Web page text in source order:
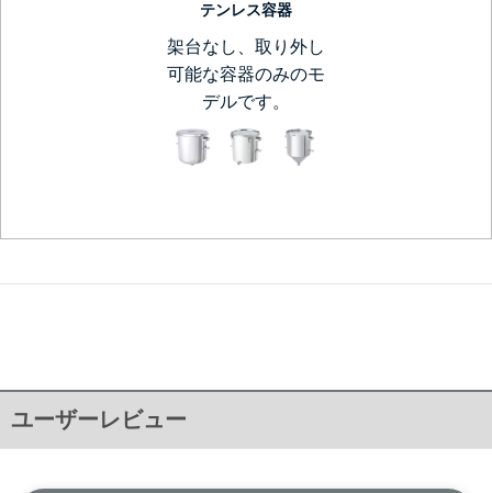
テンレス容器
架台なし、取り外し
可能な容器のみのモ
デルです。
ユーザーレビュー